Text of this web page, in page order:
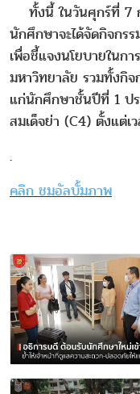
ทั้งนี้ ในวันศุกร์ที่ 7
นักศึกษาจะได้จัดกิจกร
เพื่อชี้แจงนโยบายในก
มหาวิทยาลัย รวมทั้งกิจ
แก่นักศึกษาชั้นปีที่ 1 ป
สมเด็จย่า (C4) ตั้งแต่เ
.
คลิก ชมอัลบั้มภาพ